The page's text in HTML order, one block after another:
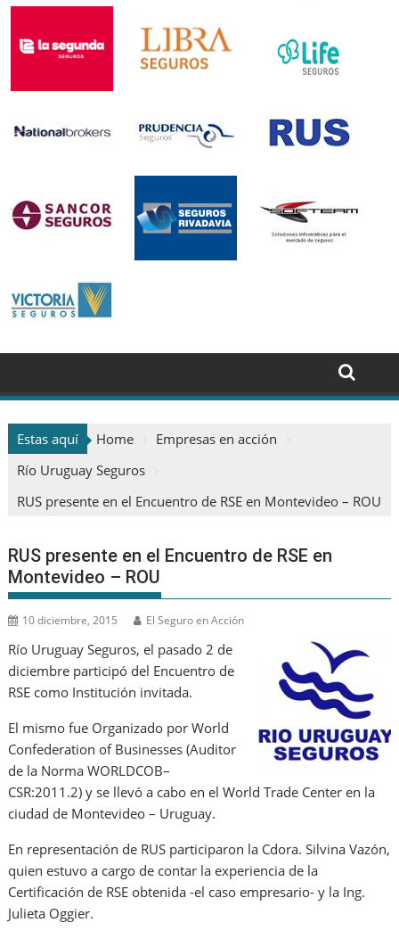
Estas aquí Home
Empresas en acción
Río Uruguay Seguros
RUS presente en el Encuentro de RSE en Montevideo – ROU
RUS presente en el Encuentro de RSE en
Montevideo – ROU
10 diciembre, 2015 El Seguro en Acción
Río Uruguay Seguros, el pasado 2 de
diciembre participó del Encuentro de
RSE como Institución invitada.
El mismo fue Organizado por World
Confederation of Businesses (Auditor
de la Norma WORLDCOB–
CSR:2011.2) y se llevó a cabo en el World Trade Center en la
ciudad de Montevideo – Uruguay.
En representación de RUS participaron la Cdora. Silvina Vazón,
quien estuvo a cargo de contar la experiencia de la
Certificación de RSE obtenida -el caso empresario- y la Ing.
Julieta Oggier.